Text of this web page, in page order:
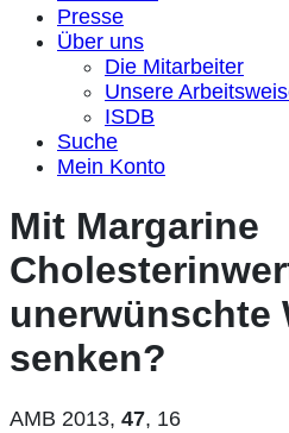
Presse
Über uns
Die Mitarbeiter
Unsere
ISDB
Suche
Mein Konto
Mit Margarine
unerwünschte
senken?
AMB 2013, 47, 16